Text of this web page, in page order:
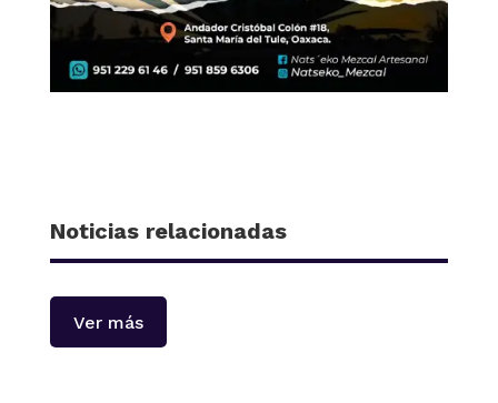
Noticias relacionadas
Ver más